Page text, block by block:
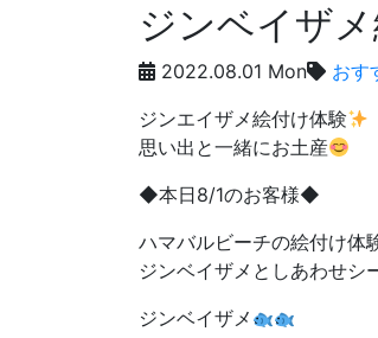
ジンベイザ
2022.08.01 Mon
おす
ジンエイザメ絵付け体験
思い出と一緒にお土産
◆本日8/1のお客様◆
ハマバルビーチの絵付け体
ジンベイザメとしあわせシ
ジンベイザメ